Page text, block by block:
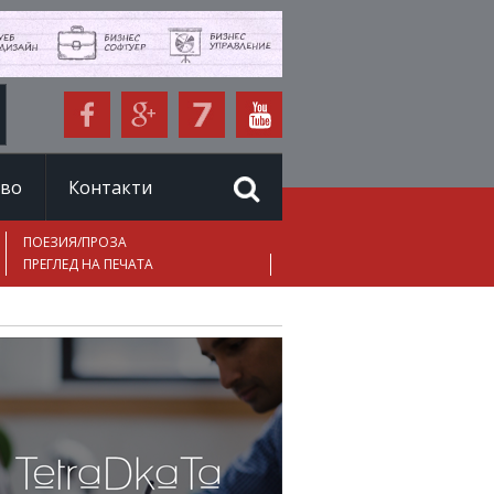
Контакти
ПОЕЗИЯ/ПРОЗА
ПРЕГЛЕД НА ПЕЧАТА